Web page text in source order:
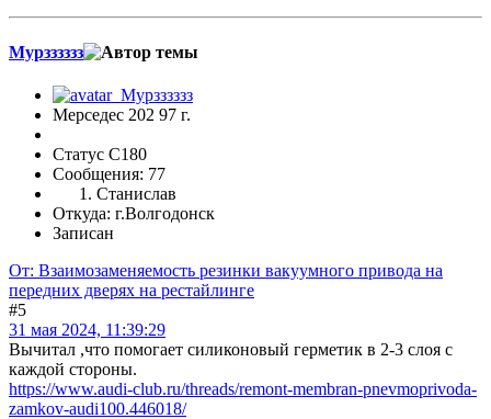
Мурзззззз
Мерседес 202 97 г.
Статус C180
Сообщения: 77
Станислав
Откуда: г.Волгодонск
Записан
От: Взаимозаменяемость резинки вакуумного привода на
передних дверях на рестайлинге
#5
31 мая 2024, 11:39:29
Вычитал ,что помогает силиконовый герметик в 2-3 слоя с
каждой стороны.
https://www.audi-club.ru/threads/remont-membran-pnevmoprivoda-
zamkov-audi100.446018/